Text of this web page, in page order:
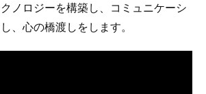
ノロジーを構築し、コミュニケーシ
、心の橋渡しをします。